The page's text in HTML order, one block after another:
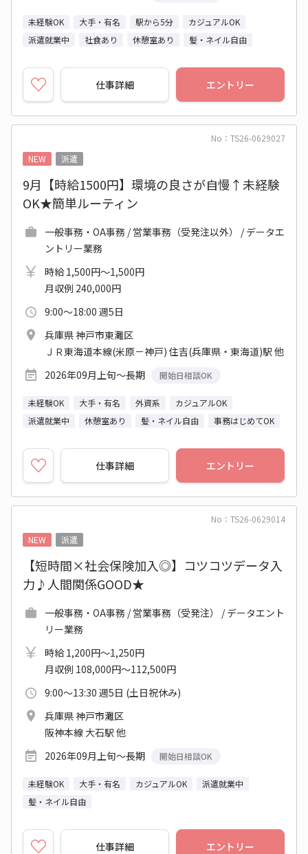
未経験OK 大手・有名 駅から5分
カジュアルOK
派遣就業中
社食あり 休憩室あり 髪・ネイル自由
仕事詳細 エントリー
No：TS26-0629027
NEW
派遣
9月【時給1500円】環境の良さが自慢↑未経験
OK★簡単ルーティン
一般事務・OA事務 / 営業事務（受発注以外） / データエ
ントリー業務
時給 1,500円～1,500円
月収例 240,000円
9:00～18:00 週5日
兵庫県 神戸市東灘区
ＪＲ東海道本線(米原－神戸) 住吉(兵庫県・東海道)駅 他
2026年09月上旬～長期
開始日相談OK
未経験OK 大手・有名 外資系
カジュアルOK
派遣就業中
休憩室あり 髪・ネイル自由 事務はじめてOK
仕事詳細 エントリー
No：TS26-0629014
NEW
派遣
【短時間×社会保険加入◎】コツコツデータ入
力♪人間関係GOOD★
一般事務・OA事務 / 営業事務（受発注） / データエント
リー業務
時給 1,200円～1,250円
月収例 108,000円～112,500円
9:00～13:30 週5日 (土日祝休み)
兵庫県 神戸市灘区
阪神本線 大石駅 他
2026年09月上旬～長期
開始日相談OK
未経験OK 大手・有名 カジュアルOK
派遣就業中
髪・ネイル自由
仕事詳細 エントリー